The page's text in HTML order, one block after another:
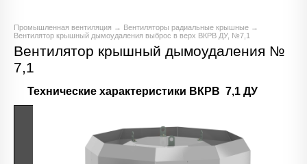
Промышленная вентиляция → Вентиляторы радиальные крышные →
Вентилятор крышный дымоудаления выброс в верх ВКРВ ДУ, №7,1
Вентилятор крышный дымоудаления №
7,1
Технические характеристики ВКРВ 7,1 ДУ
вращения